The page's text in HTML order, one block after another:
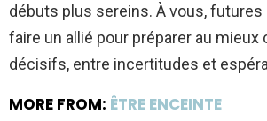
débuts plus sereins. À vous, futures
faire un allié pour préparer au mieux
décisifs, entre incertitudes et
MORE FROM: ÊTRE ENCEINTE